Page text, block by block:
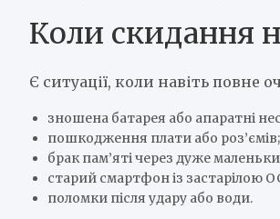
Коли скидання
Є ситуації, коли навіть повне
зношена батарея або апаратні
пошкодження плати або роз’ємів;
брак пам’яті через дуже
старий смартфон із застарілою
поломки після удару або води.